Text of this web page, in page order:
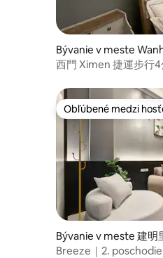
Bývanie v meste
strict
西門 Ximen 捷運步行
Obľúbené medzi
Obľúbené medzi
Bývanie v meste 建明
Breeze｜2.